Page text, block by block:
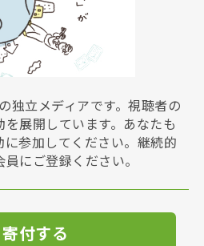
独立メディアです。視聴者の
展開しています。あなたも
参加してください。継続的
にご登録ください。
寄付する